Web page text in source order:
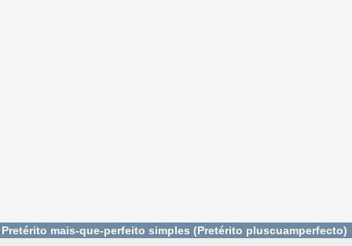
Pretérito mais-que-perfeito simples (Pretérito pluscuamperfecto)